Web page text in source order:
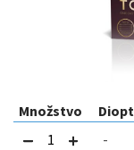
Množstvo